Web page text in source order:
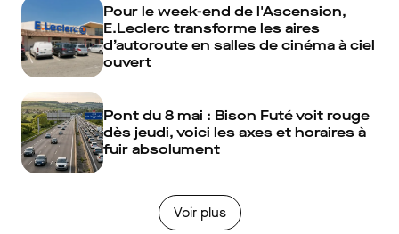
Pour le week-end de l'Ascension,
E.Leclerc transforme les aires
d’autoroute en salles de cinéma à ciel
ouvert
Pont du 8 mai : Bison Futé voit rouge
dès jeudi, voici les axes et horaires à
fuir absolument
Voir plus